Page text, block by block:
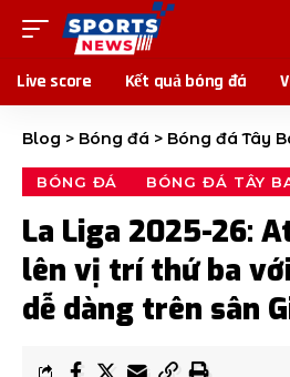
Live score Kết quả bóng đá
Blog > Bóng đá > Bóng đá Tây
BÓNG ĐÁ BÓNG ĐÁ TÂY
La Liga 2025-26:
lên vị trí thứ ba
dễ dàng trên sân